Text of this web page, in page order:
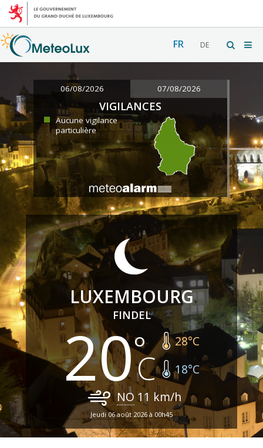
FR DE
06/08/2026 07/08/2026
VIGILANCES
Aucune vigilance
particulière
LUXEMBOURG
FINDEL
20 28°C
18°C
NO 11 km/h
Jeudi 06 août 2026 à 00h45